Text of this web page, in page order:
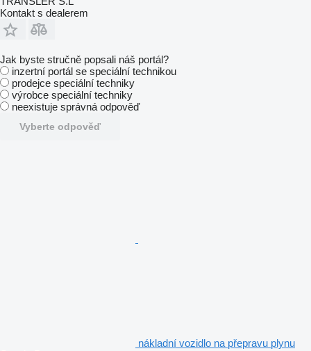
Kontakt s dealerem
Jak byste stručně popsali náš portál?
inzertní portál se speciální technikou
prodejce speciální techniky
výrobce speciální techniky
neexistuje správná odpověď
Vyberte odpověď
nákladní vozidlo na přepravu plynu